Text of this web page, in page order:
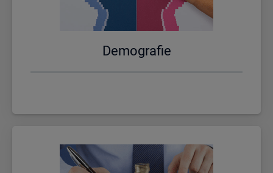
De­mo­gra­fie